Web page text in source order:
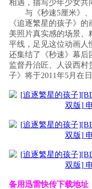
相遇，描写少年少女共
与《秒速5厘米》、
《追逐繁星的孩子》
美照片真实感的场景
平线，足见这位动画人
还集结了《秒速》幕后
监督丹治匠、人设西
子》将于2011年5月在
备用迅雷快传下载地址